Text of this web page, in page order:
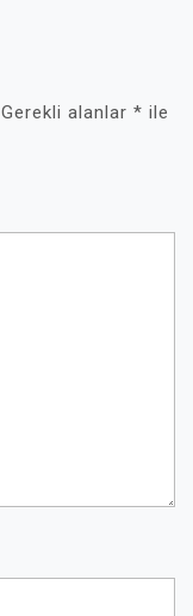
Gerekli alanlar * ile